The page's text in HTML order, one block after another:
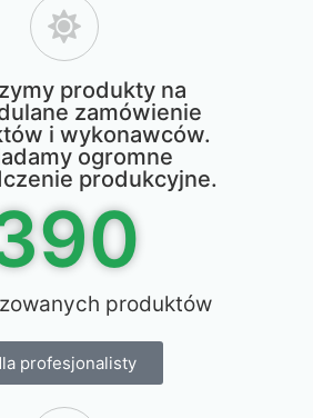
produkty na
zamówienie
i wykonawców.
ogromne
produkcyjne.
produktów
profesjonalisty